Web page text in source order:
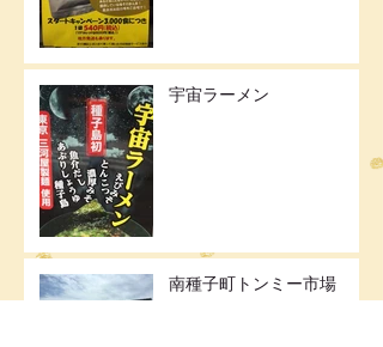
宇宙ラーメン
南種子町トンミー市場